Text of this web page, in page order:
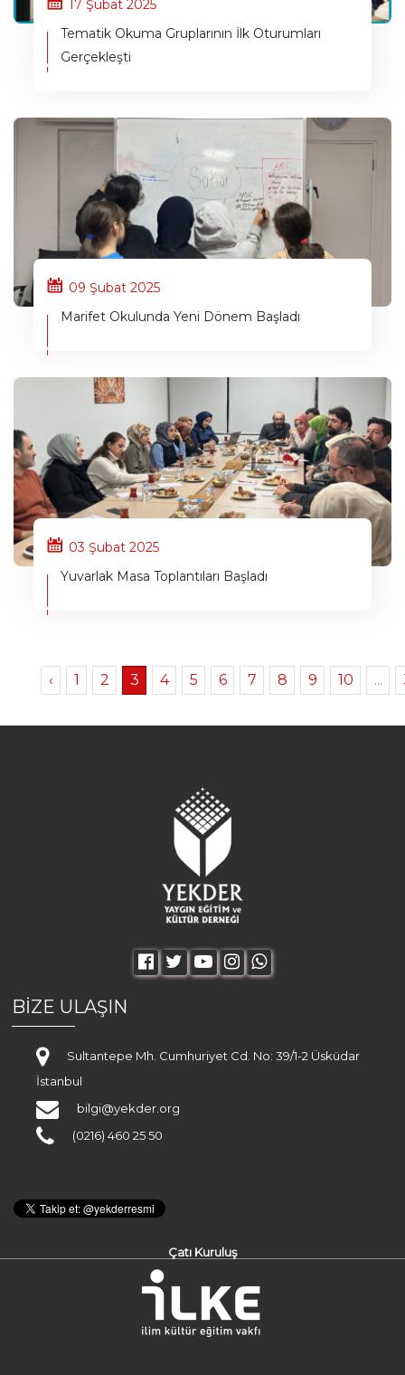
17 Şubat 2025
Tematik Okuma Gruplarının İlk Oturumları
Gerçekleşti
09 Şubat 2025
Marifet Okulunda Yeni Dönem Başladı
03 Şubat 2025
Yuvarlak Masa Toplantıları Başladı
‹ 1 2 3 4 5 6 7 8 9 10 ...
BİZE ULAŞIN
Sultantepe Mh. Cumhuriyet Cd. No: 39/1-2 Üsküdar
İstanbul
bilgi@yekder.org
(0216) 460 25 50
Çatı Kuruluş